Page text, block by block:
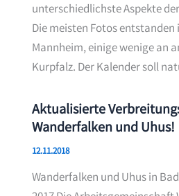
unterschiedlichste Aspekte
Die meisten Fotos
Mannheim, einige wenige an
Kurpfalz. Der Kalender soll
Aktualisierte
Wanderfalken und Uhus!
12.11.2018
Wanderfalken und Uhus in